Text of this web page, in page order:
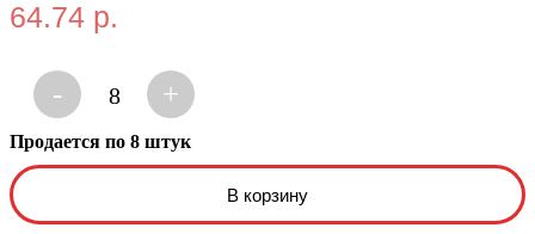
64.74 р.
- 8 +
Продается по 8 штук